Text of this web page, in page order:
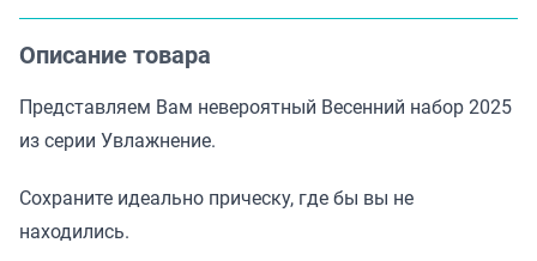
Описание товара
Представляем Вам невероятный Весенний набор 2025
из серии Увлажнение.
Сохраните идеально прическу, где бы вы не
находились.